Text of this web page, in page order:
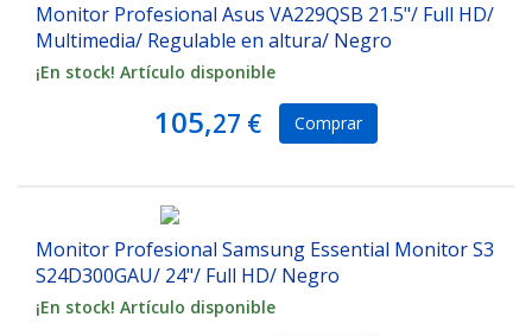
Monitor Profesional Asus VA229QSB 21.5"/ Full HD/
Multimedia/ Regulable en altura/ Negro
¡En stock! Artículo disponible
105,27 € Comprar
Monitor Profesional Samsung Essential Monitor S3
S24D300GAU/ 24"/ Full HD/ Negro
¡En stock! Artículo disponible